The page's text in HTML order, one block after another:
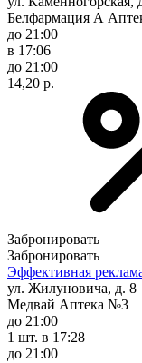
Белфармация А
до 21:00
в 17:06
до 21:00
14,20 р.
Забронировать
Забронировать
Эффективная
ул. Жилуновича, д. 8
Медвай Аптека №3
до 21:00
1 шт. в 17:28
до 21:00